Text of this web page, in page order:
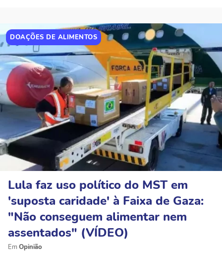
DOAÇÕES DE ALIMENTOS
Lula faz uso político do MST em
'suposta caridade' à Faixa de Gaza:
"Não conseguem alimentar nem
assentados" (VÍDEO)
Opinião